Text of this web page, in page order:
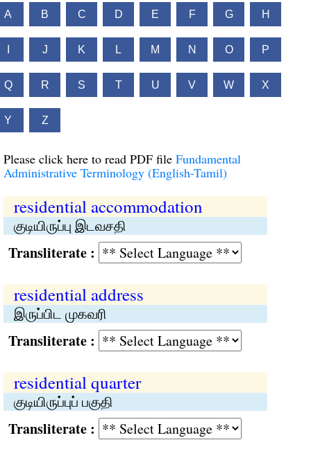
A B C D E F G H
J K L M N O P
Q R S T U V W X
Y Z
Please click here to read PDF file Fundamental
Administrative Terminology (English-Tamil)
residential accommodation
குடியிருப்பு இடவசதி
:
residential address
இருப்பிட முகவரி
:
residential quarter
குடியிருப்புப் பகுதி
: